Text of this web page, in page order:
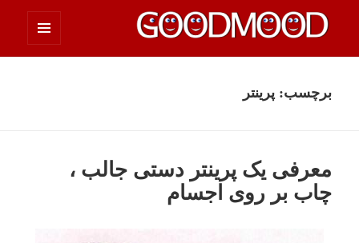
چیزای خووب مووب
برچسب:پرینتر
معرفی یک پرینتر دستی جالب ،
چاب بر روی اجسام